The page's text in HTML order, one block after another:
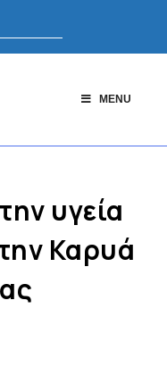
MENU
υγεία
Καρυά